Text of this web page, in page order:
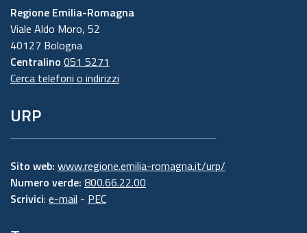
Regione Emilia-Romagna
Viale Aldo Moro, 52
40127 Bologna
Centralino 051 5271
Cerca telefoni o indirizzi
URP
Sito web: www.regione.emilia-romagna.it/urp/
Numero verde: 800.66.22.00
Scrivici: e-mail - PEC